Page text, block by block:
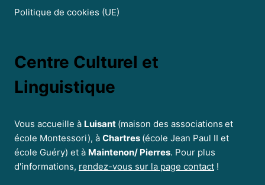
Politique de cookies (UE)
Centre Culturel et
Linguistique
Vous accueille à Luisant (maison des associations et
école Montessori), à Chartres (école Jean Paul II et
école Guéry) et à Maintenon/ Pierres. Pour plus
d'informations, rendez-vous sur la page contact !